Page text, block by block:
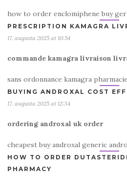
how to order enclomiphene buy
PRESCRIPTION KAMAGRA
17. augusta 2025 at 10:54
commande kamagra livraison
sans ordonnance kamagra
BUYING ANDROXAL COST
17. augusta 2025 at 12:34
ordering androxal uk order
cheapest buy androxal generic
HOW TO ORDER
PHARMACY